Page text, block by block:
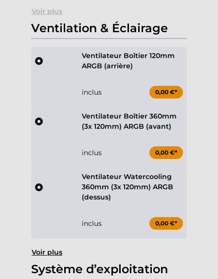
Voir plus
Ventilation & Éclairage
Ventilateur Boîtier 120mm
ARGB (arrière)
inclus 0,00 €*
Ventilateur Boîtier 360mm
(3x 120mm) ARGB (avant)
inclus 0,00 €*
Ventilateur Watercooling
360mm (3x 120mm) ARGB
(dessus)
inclus 0,00 €*
Voir plus
Système d’exploitation